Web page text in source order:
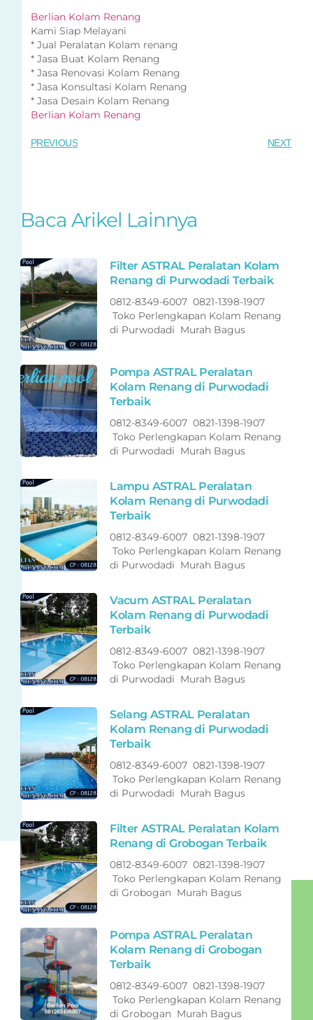
Berlian Kolam Renang
Kami Siap Melayani
* Jual Peralatan Kolam renang
* Jasa Buat Kolam Renang
* Jasa Renovasi Kolam Renang
* Jasa Konsultasi Kolam Renang
* Jasa Desain Kolam Renang
Berlian Kolam Renang
PREVIOUS NEXT
Baca Arikel Lainnya
Filter ASTRAL Peralatan Kolam
Renang di Purwodadi Terbaik
0812-8349-6007 0821-1398-1907
Toko Perlengkapan Kolam Renang
di Purwodadi Murah Bagus
Pompa ASTRAL Peralatan
Kolam Renang di Purwodadi
Terbaik
0812-8349-6007 0821-1398-1907
Toko Perlengkapan Kolam Renang
di Purwodadi Murah Bagus
Lampu ASTRAL Peralatan
Kolam Renang di Purwodadi
Terbaik
0812-8349-6007 0821-1398-1907
Toko Perlengkapan Kolam Renang
di Purwodadi Murah Bagus
Vacum ASTRAL Peralatan
Kolam Renang di Purwodadi
Terbaik
0812-8349-6007 0821-1398-1907
Toko Perlengkapan Kolam Renang
di Purwodadi Murah Bagus
Selang ASTRAL Peralatan
Kolam Renang di Purwodadi
Terbaik
0812-8349-6007 0821-1398-1907
Toko Perlengkapan Kolam Renang
di Purwodadi Murah Bagus
Filter ASTRAL Peralatan Kolam
Renang di Grobogan Terbaik
0812-8349-6007 0821-1398-1907
Toko Perlengkapan Kolam Renang
di Grobogan Murah Bagus
Pompa ASTRAL Peralatan
Kolam Renang di Grobogan
Terbaik
0812-8349-6007 0821-1398-1907
Toko Perlengkapan Kolam Renang
di Grobogan Murah Bagus